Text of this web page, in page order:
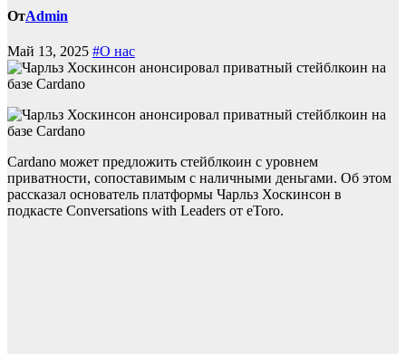
ОтAdmin
Май 13, 2025 #О нас
Cardano может предложить стейблкоин с уровнем
приватности, сопоставимым с наличными деньгами. Об этом
рассказал основатель платформы Чарльз Хоскинсон в
подкасте Conversations with Leaders от eToro.